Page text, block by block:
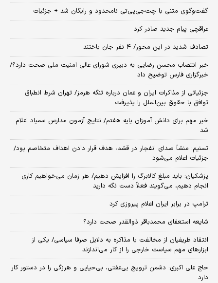
گفت‌وگوی متنی با چت‌جی‌پی‌تی نامحدود و رایگان شد + جزئیات
عراقچی پیام جدید صادر کرد
تصادف شدید در این محور/ ۴ نفر جان باختند
خبر انتصاب محسن رضایی به دبیری شورای عالی امنیت ملی صحت دارد؟/
خبرگزاری فارس توضیح داد
جزئیاتی از مذاکرات ایران و عمان درباره تنگه هرمز/ تهران شرط انطباق
توافق با حقوق بین‌الملل را پذیرفت
خبر مهم برای دانش آموزان پایه هفتم/ نتایج آزمون مدارس سمپاد اعلام
شد
تسنیم: منشأ صدای انفجار در قشم، هدف قرار دادن اهداف متخاصم بود/
جزئیات اعلام می‌شود
پزشکیان: باید مبلغ کالابرگ را افزایش دهیم/ هر زمان می‌خواهیم کاری
انجام دهیم، می‌گویند فعلاً دست نگه دارید
ترامپ در برابر ایران اعلام پیروزی کرد
شایعه استعفای محمدباقر ذوالقدر صحت دارد؟
انتقاد ظریفیان از مخالفت با مذاکره به دلایل صرفا سیاسی/ یکی از
ابزارهای مهم سیاست خارجی را از کار می‌اندازند
حاج علی اکبری: دشمن ترویج بی‌عفتی، بی‌حیایی و هرزگی را در دستور کار
دارد